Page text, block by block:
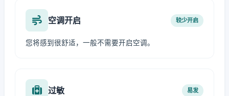
空调开启 较少开启
您将感到很舒适，一般不需要开启空调。
过敏 易发